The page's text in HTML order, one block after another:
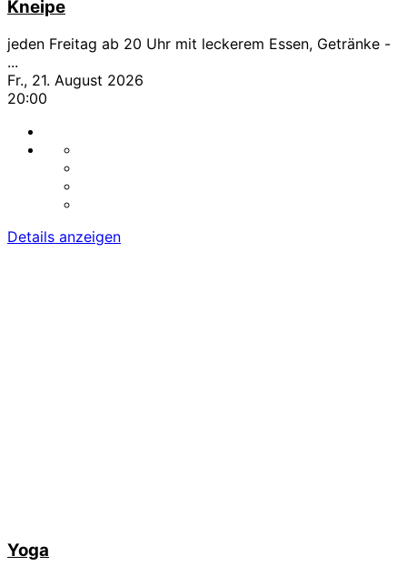
Kneipe
jeden Freitag ab 20 Uhr mit leckerem Essen, Getränke -
...
Fr., 21. August 2026
20:00
Details anzeigen
Yoga